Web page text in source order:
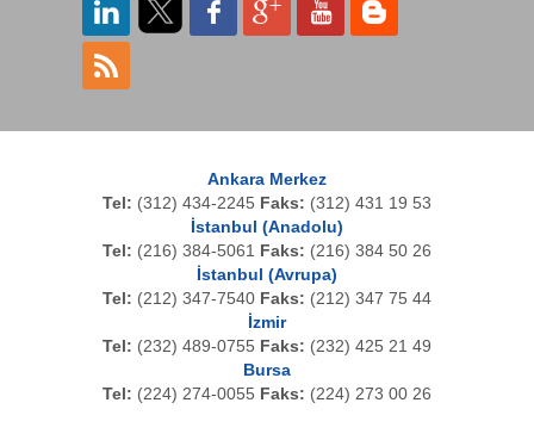
Ankara Merkez
Tel: (312) 434-2245 Faks: (312) 431 19 53
İstanbul (Anadolu)
Tel: (216) 384-5061 Faks: (216) 384 50 26
İstanbul (Avrupa)
Tel: (212) 347-7540 Faks: (212) 347 75 44
İzmir
Tel: (232) 489-0755 Faks: (232) 425 21 49
Bursa
Tel: (224) 274-0055 Faks: (224) 273 00 26